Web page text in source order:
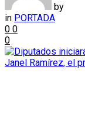
by
in PORTADA
0 0
0